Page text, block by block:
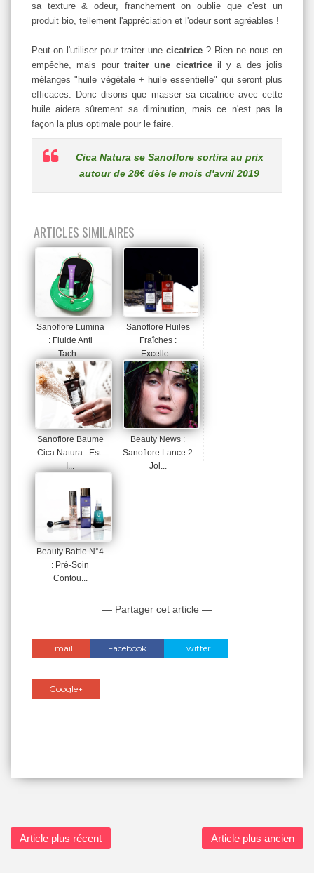
sa texture & odeur, franchement on oublie que c'est un
produit bio, tellement l'appréciation et l'odeur sont agréables !
Peut-on l'utiliser pour traiter une cicatrice ? Rien ne nous en
empêche, mais pour traiter une cicatriceil y a des jolis
mélanges "huile végétale + huile essentielle" qui seront plus
efficaces. Donc disons que masser sa cicatrice avec cette
huile aidera sûrement sa diminution, mais ce n'est pas la
façon la plus optimale pour le faire.
Cica Natura se Sanoflore sortira au prix
autour de 28€ dès le mois d'avril 2019
ARTICLES SIMILAIRES
Sanoflore Lumina
: Fluide Anti
Tach...
Sanoflore Huiles
Fraîches :
Excelle...
Sanoflore Baume
Cica Natura : Est-
I...
Beauty News :
Sanoflore Lance 2
Jol...
Beauty Battle N°4
: Pré-Soin
Contou...
— Partager cet article —
Email Facebook Twitter
Google+
Article plus récent Article plus ancien